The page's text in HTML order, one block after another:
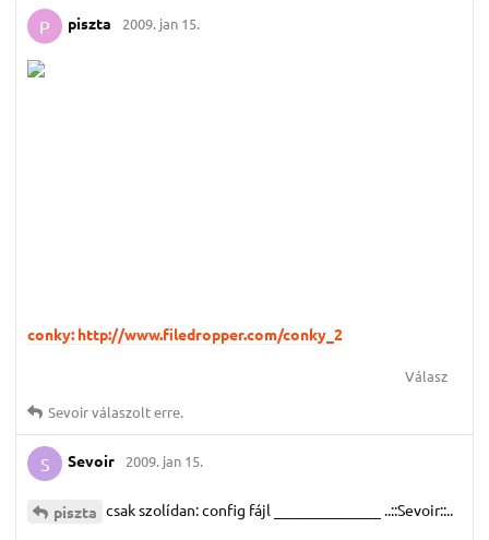
P piszta 2009. jan 15.
conky: http://www.filedropper.com/conky_2
Válasz
Sevoirválaszolt erre.
S Sevoir 2009. jan 15.
piszta csak szolídan: config fájl ______________ ..::Sevoir::..